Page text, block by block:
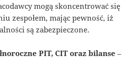
mogą skoncentrować się
zespołem, mając pewność, iż
są zabezpieczone.
PIT, CIT oraz bilanse –